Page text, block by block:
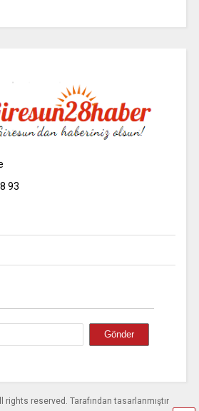
93
reserved. Tarafından tasarlanmıştır